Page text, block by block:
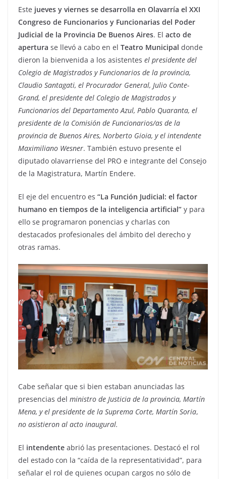
Este jueves y viernes se desarrolla en Olavarría el XXI
Congreso de Funcionarios y Funcionarias del Poder
Judicial de la Provincia De Buenos Aires. El acto de
apertura se llevó a cabo en el Teatro Municipal donde
dieron la bienvenida a los asistentes el presidente del
Colegio de Magistrados y Funcionarios de la provincia,
Claudio Santagati, el Procurador General, Julio Conte-
Grand, el presidente del Colegio de Magistrados y
Funcionarios del Departamento Azul, Pablo Quaranta, el
presidente de la Comisión de Funcionarios/as de la
provincia de Buenos Aires, Norberto Gioia, y el intendente
Maximiliano Wesner. También estuvo presente el
diputado olavarriense del PRO e integrante del Consejo
de la Magistratura, Martín Endere.
El eje del encuentro es “La Función Judicial: el factor
humano en tiempos de la inteligencia artificial” y para
ello se programaron ponencias y charlas con
destacados profesionales del ámbito del derecho y
otras ramas.
Cabe señalar que si bien estaban anunciadas las
presencias del ministro de Justicia de la provincia, Martín
Mena, y el presidente de la Suprema Corte, Martín Soria,
no asistieron al acto inaugural.
El intendente abrió las presentaciones. Destacó el rol
del estado con la “caída de la representatividad”, para
señalar el rol de quienes ocupan cargos no sólo de